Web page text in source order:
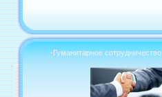
-Гуманитарное сотрудничество